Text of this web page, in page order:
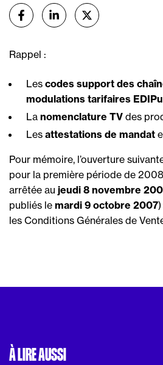
Partager
sur Facebook
sur Linkedinsur X (Twitter)
Rappel :
Les codes support des
modulations tarifaires
La nomenclature TV des
Les attestations de mandat
Pour mémoire, l’ouverture
pour la première période de
arrêtée au jeudi 8 novembre
publiés le mardi 9 octobre 2007
les Conditions Générales de
À LIRE AUSSI